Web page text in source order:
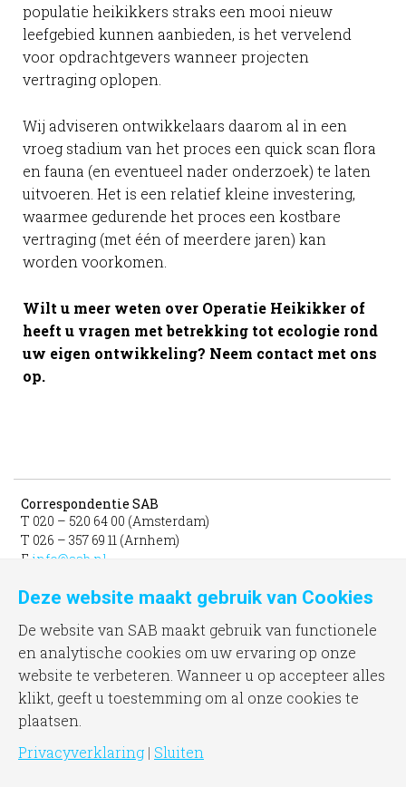
populatie heikikkers straks een mooi nieuw
leefgebied kunnen aanbieden, is het vervelend
voor opdrachtgevers wanneer projecten
vertraging oplopen.
Wij adviseren ontwikkelaars daarom al in een
vroeg stadium van het proces een quick scan flora
en fauna (en eventueel nader onderzoek) te laten
uitvoeren. Het is een relatief kleine investering,
waarmee gedurende het proces een kostbare
vertraging (met één of meerdere jaren) kan
worden voorkomen.
Wilt u meer weten over Operatie Heikikker of
heeft u vragen met betrekking tot ecologie rond
uw eigen ontwikkeling? Neem contact met ons
op.
Correspondentie SAB
T 020 – 520 64 00 (Amsterdam)
T 026 – 357 69 11 (Arnhem)
E info@sab.nl
Bezoekadres Amsterdam
gevestigd in het INIT
unit 331b
Jacob Bontiusplaats 9
1018 LL Amsterdam
Bezoekadres Arnhem
Frombergdwarsstraat 54
6814 DZ Arnhem
Deze website maakt gebruik van Cookies
De website van SAB maakt gebruik van functionele
en analytische cookies om uw ervaring op onze
website te verbeteren. Wanneer u op accepteer alles
klikt, geeft u toestemming om al onze cookies te
plaatsen.
Privacyverklaring | Sluiten